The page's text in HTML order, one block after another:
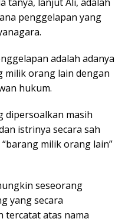
penggelapan yang
adalah adanya
milik orang lain dengan
hukum.
dipersoalkan masih
istrinya secara sah
milik orang lain”
seseorang
yang secara
tercatat atas nama